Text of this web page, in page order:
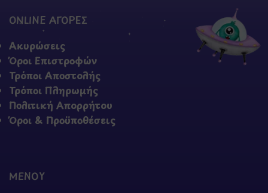
ONLINE ΑΓΟΡΕΣ
Ακυρώσεις
Όροι Επιστροφών
Τρόποι Αποστολής
Τρόποι Πληρωμής
Πολιτική Απορρήτου
Όροι & Προϋποθέσεις
ΜΕΝΟΥ